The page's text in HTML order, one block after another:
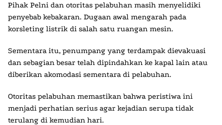
Pihak Pelni dan otoritas pelabuhan masih menyelidiki
penyebab kebakaran. Dugaan awal mengarah pada
korsleting listrik di salah satu ruangan mesin.
Sementara itu, penumpang yang terdampak dievakuasi
dan sebagian besar telah dipindahkan ke kapal lain atau
diberikan akomodasi sementara di pelabuhan.
Otoritas pelabuhan memastikan bahwa peristiwa ini
menjadi perhatian serius agar kejadian serupa tidak
terulang di kemudian hari.